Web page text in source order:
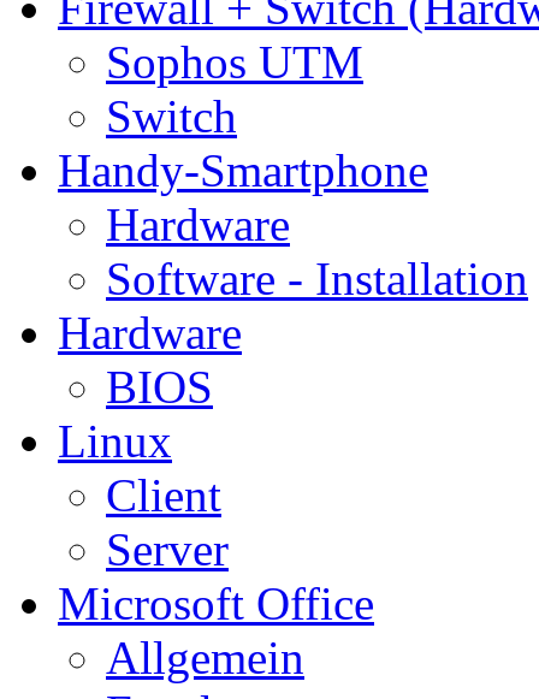
Sophos UTM
Switch
Handy-Smartphone
Hardware
Software - Installation
Hardware
BIOS
Linux
Client
Server
Microsoft Office
Allgemein